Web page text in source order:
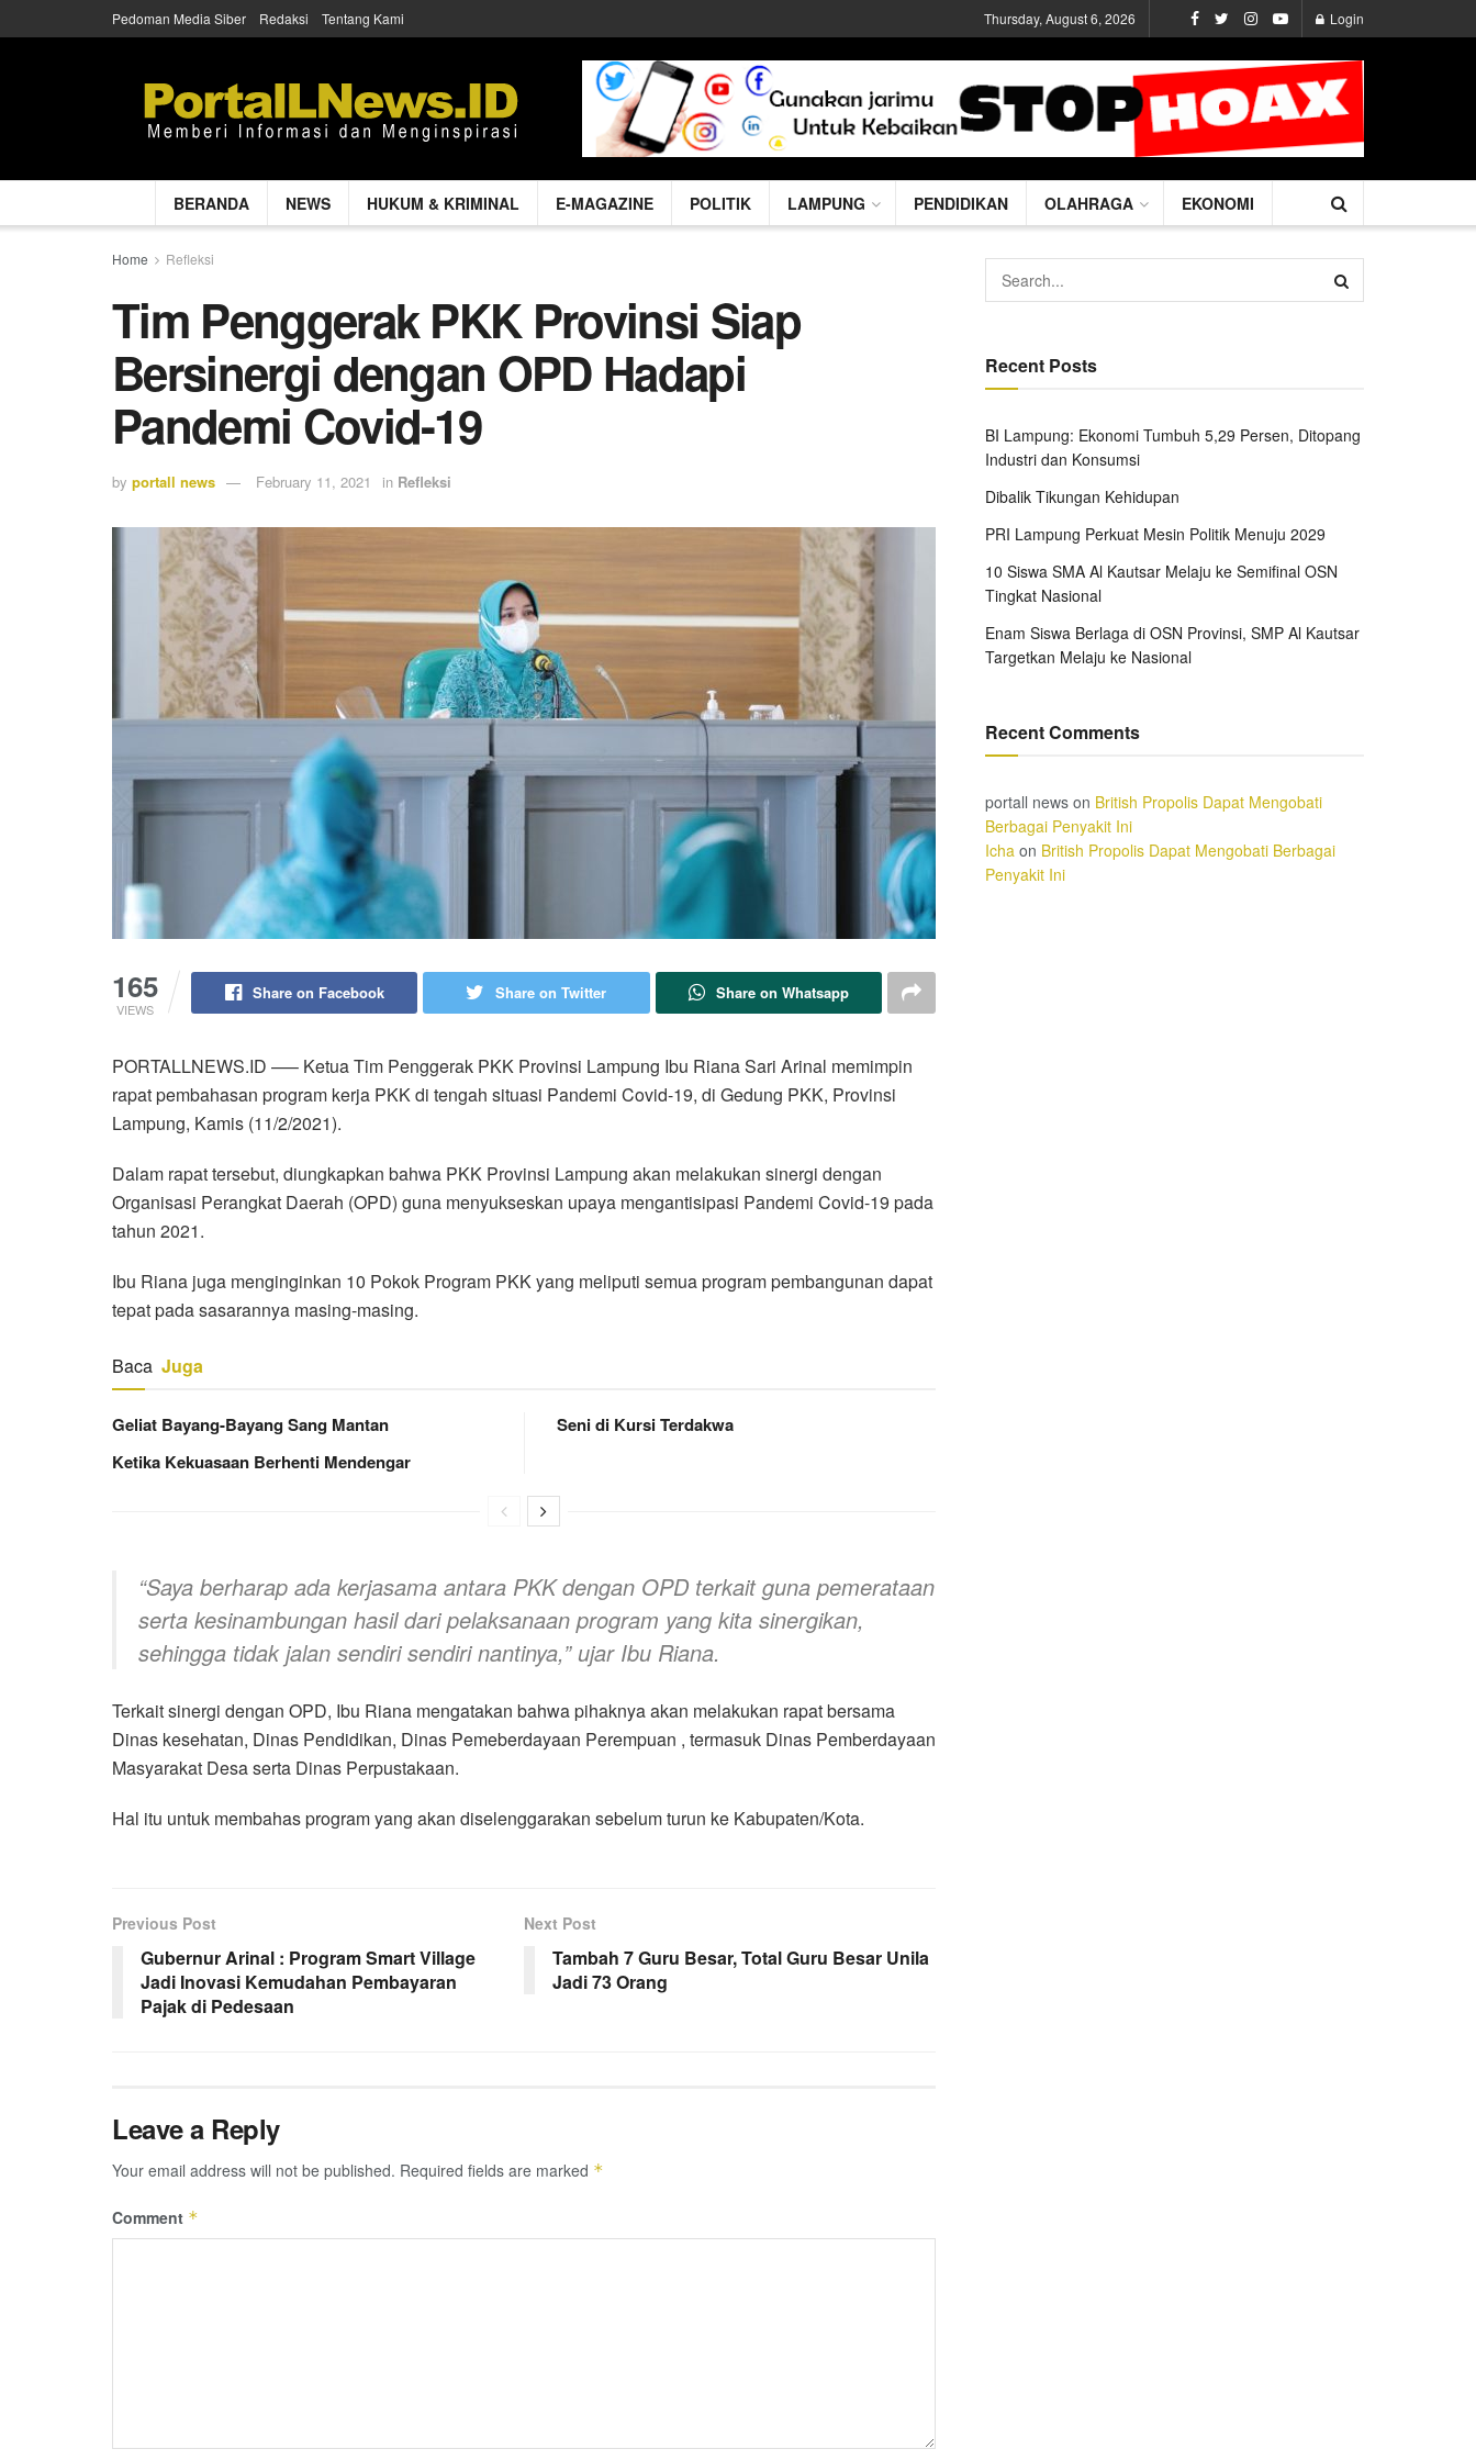
Pedoman Media Siber Redaksi Tentang Kami Thursday, August 6, 2026 Login
BERANDA NEWS HUKUM & KRIMINAL E-MAGAZINE POLITIK LAMPUNG PENDIDIKAN OLAHRAGA EKONOMI
Home Refleksi
Tim Penggerak PKK Provinsi Siap
Bersinergi dengan OPD Hadapi
Pandemi Covid-19
by portall news February 11, 2021 in Refleksi
165
VIEWS
Share on Facebook Share on Twitter Share on Whatsapp
PORTALLNEWS.ID —– Ketua Tim Penggerak PKK Provinsi Lampung Ibu Riana Sari Arinal memimpin
rapat pembahasan program kerja PKK di tengah situasi Pandemi Covid-19, di Gedung PKK, Provinsi
Lampung, Kamis (11/2/2021).
Dalam rapat tersebut, diungkapkan bahwa PKK Provinsi Lampung akan melakukan sinergi dengan
Organisasi Perangkat Daerah (OPD) guna menyukseskan upaya mengantisipasi Pandemi Covid-19 pada
tahun 2021.
Ibu Riana juga menginginkan 10 Pokok Program PKK yang meliputi semua program pembangunan dapat
tepat pada sasarannya masing-masing.
Baca Juga
Geliat Bayang-Bayang Sang Mantan
Ketika Kekuasaan Berhenti Mendengar
Seni di Kursi Terdakwa
“Saya berharap ada kerjasama antara PKK dengan OPD terkait guna pemerataan
serta kesinambungan hasil dari pelaksanaan program yang kita sinergikan,
sehingga tidak jalan sendiri sendiri nantinya,” ujar Ibu Riana.
Terkait sinergi dengan OPD, Ibu Riana mengatakan bahwa pihaknya akan melakukan rapat bersama
Dinas kesehatan, Dinas Pendidikan, Dinas Pemeberdayaan Perempuan , termasuk Dinas Pemberdayaan
Masyarakat Desa serta Dinas Perpustakaan.
Hal itu untuk membahas program yang akan diselenggarakan sebelum turun ke Kabupaten/Kota.
Previous Post
Gubernur Arinal : Program Smart Village
Jadi Inovasi Kemudahan Pembayaran
Pajak di Pedesaan
Next Post
Tambah 7 Guru Besar, Total Guru Besar Unila
Jadi 73 Orang
Leave a Reply
Your email address will not be published. Required fields are marked *
Comment *
Recent Posts
BI Lampung: Ekonomi Tumbuh 5,29 Persen, Ditopang
Industri dan Konsumsi
Dibalik Tikungan Kehidupan
PRI Lampung Perkuat Mesin Politik Menuju 2029
10 Siswa SMA Al Kautsar Melaju ke Semifinal OSN
Tingkat Nasional
Enam Siswa Berlaga di OSN Provinsi, SMP Al Kautsar
Targetkan Melaju ke Nasional
Recent Comments
portall news on British Propolis Dapat Mengobati
Berbagai Penyakit Ini
Icha on British Propolis Dapat Mengobati Berbagai
Penyakit Ini